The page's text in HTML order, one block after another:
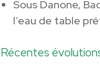
Sous Danone,
l’eau de table
Récentes